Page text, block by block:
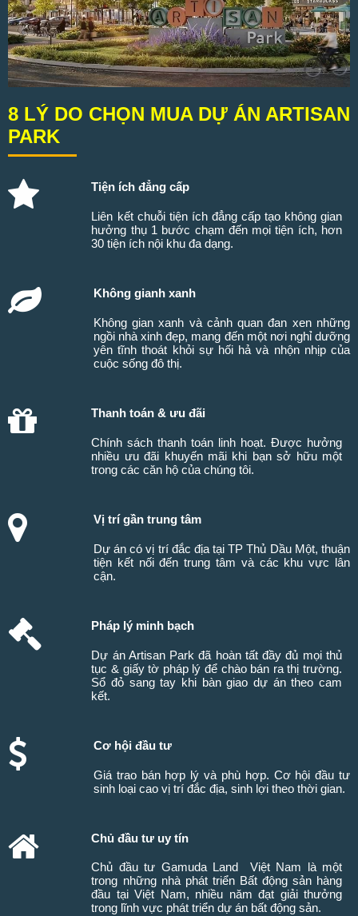
8 LÝ DO CHỌN MUA DỰ ÁN ARTISAN
PARK
Tiện ích đẳng cấp
Liên kết chuỗi tiện ích đẳng cấp tạo không gian
hưởng thụ 1 bước chạm đến mọi tiện ích, hơn
30 tiện ích nội khu đa dạng.
Không gianh xanh
Không gian xanh và cảnh quan đan xen những
ngồi nhà xinh đẹp, mang đến một nơi nghỉ dưỡng
yên tĩnh thoát khỏi sự hối hả và nhộn nhịp của
cuộc sống đô thị.
Thanh toán & ưu đãi
Chính sách thanh toán linh hoạt. Được hưởng
nhiều ưu đãi khuyến mãi khi bạn sở hữu một
trong các căn hộ của chúng tôi.
Vị trí gần trung tâm
Dự án có vị trí đắc địa tại TP Thủ Dầu Một, thuận
tiện kết nối đến trung tâm và các khu vực lân
cận.
Pháp lý minh bạch
Dự án Artisan Park đã hoàn tất đầy đủ mọi thủ
tục & giấy tờ pháp lý để chào bán ra thị trường.
Sổ đỏ sang tay khi bàn giao dự án theo cam
kết.
Cơ hội đầu tư
Giá trao bán hợp lý và phù hợp. Cơ hội đầu tư
sinh loại cao vị trí đắc địa, sinh lợi theo thời gian.
Chủ đầu tư uy tín
Chủ đầu tư Gamuda Land Việt Nam là một
trong những nhà phát triển Bất động sản hàng
đầu tại Việt Nam, nhiều năm đạt giải thưởng
trong lĩnh vực phát triển dự án bất động sản.